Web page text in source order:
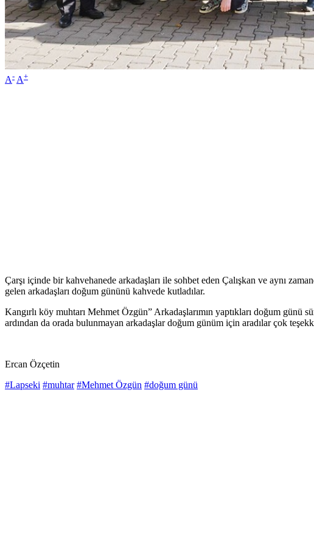
A- A+
Çarşı içinde bir kahvehanede arkadaşları ile sohbet eden Çalışkan ve aynı
gelen arkadaşları doğum gününü kahvede kutladılar.
Kangırlı köy muhtarı Mehmet Özgün” Arkadaşlarımın yaptıkları doğum günü
ardından da orada bulunmayan arkadaşlar doğum günüm için aradılar çok
Ercan Özçetin
#Lapseki #muhtar #Mehmet Özgün #doğum günü